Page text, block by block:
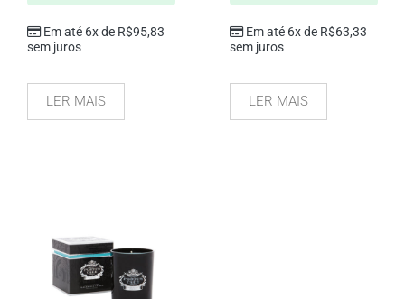
Em até 6x de R$95,83
sem juros
LER MAIS
Em até 6x de R$63,33
sem juros
LER MAIS